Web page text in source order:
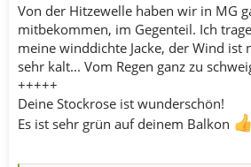
Von der Hitzewelle haben wir in MG
mitbekommen, im Gegenteil. Ich
meine winddichte Jacke, der Wind ist
sehr kalt... Vom Regen ganz zu
+++++
Deine Stockrose ist wunderschön!
Es ist sehr grün auf deinem Balkon